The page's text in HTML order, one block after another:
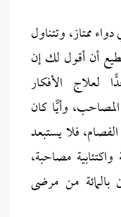
ممتاز، وتتناول
أن أقول لك إن
لعلاج الأفكار
وأيًّا كان
فلا يستبعد
مصاحبة،
بالمائة من مرضى